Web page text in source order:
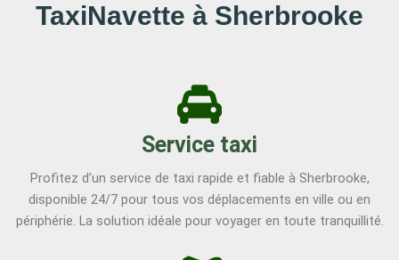
TaxiNavette à Sherbrooke
Service taxi
Profitez d’un service de taxi rapide et fiable à Sherbrooke,
disponible 24/7 pour tous vos déplacements en ville ou en
périphérie. La solution idéale pour voyager en toute tranquillité.